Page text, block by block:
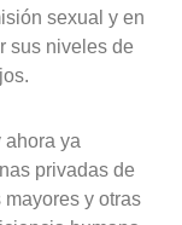
sexual y en
sus niveles de
ahora ya
privadas de
mayores y otras